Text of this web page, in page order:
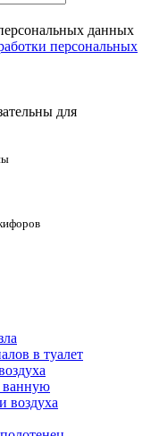
данных
персональных
для
в туалет
ванную
воздуха